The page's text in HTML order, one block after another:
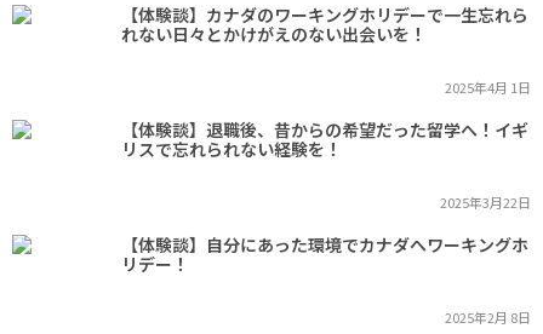
【体験談】カナダのワーキングホリデーで一生忘れら
れない日々とかけがえのない出会いを！
2025年4月 1日
【体験談】退職後、昔からの希望だった留学へ！イギ
リスで忘れられない経験を！
2025年3月22日
【体験談】自分にあった環境でカナダへワーキングホ
リデー！
2025年2月 8日